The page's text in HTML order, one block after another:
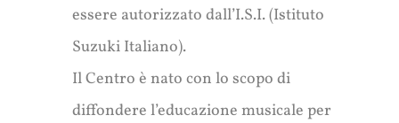
essere autorizzato dall’I.S.I. (Istituto
Suzuki Italiano).
Il Centro è nato con lo scopo di
diffondere l’educazione musicale per